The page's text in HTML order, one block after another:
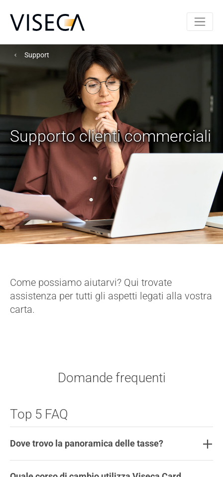
Support
Supporto clienti commerciali
Come possiamo aiutarvi? Qui trovate
assistenza per tutti gli aspetti legati alla vostra
carta.
Domande frequenti
Top 5 FAQ
Dove trovo la panoramica delle tasse?